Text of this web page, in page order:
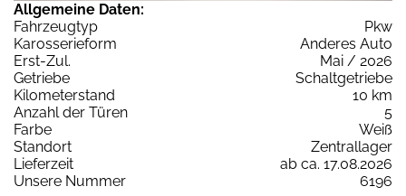
Allgemeine Daten:
Fahrzeugtyp
Pkw
Karosserieform
Anderes Auto
Erst-Zul.
Mai / 2026
Getriebe
Schaltgetriebe
Kilometerstand
10 km
Anzahl der Türen
5
Farbe
Weiß
Standort
Zentrallager
Lieferzeit
ab ca. 17.08.2026
Unsere Nummer
6196